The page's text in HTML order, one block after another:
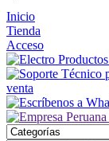
Inicio
Tienda
Acceso
venta